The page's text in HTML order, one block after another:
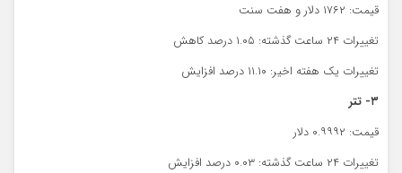
قیمت: ۱۷۶۲ دلار و هفت سنت
تغییرات ۲۴ ساعت گذشته: ۱.۰۵ درصد کاهش
تغییرات یک هفته اخیر: ۱۱.۱۰ درصد افزایش
۳- تتر
قیمت: ۰.۹۹۹۲ دلار
تغییرات ۲۴ ساعت گذشته: ۰.۰۳ درصد افزایش